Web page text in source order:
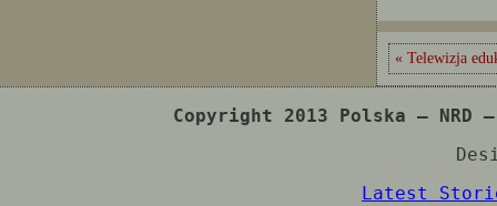
« Telewizja
Copyright 2013 Polska –
Latest